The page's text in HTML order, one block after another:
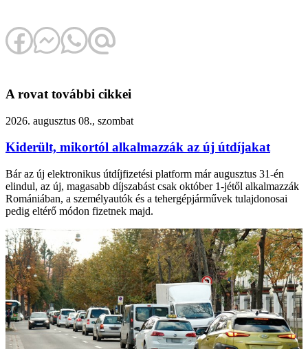
A rovat további cikkei
2026. augusztus 08., szombat
Kiderült, mikortól alkalmazzák az új útdíjakat
Bár az új elektronikus útdíjfizetési platform már augusztus 31-én
elindul, az új, magasabb díjszabást csak október 1-jétől alkalmazzák
Romániában, a személyautók és a tehergépjárművek tulajdonosai
pedig eltérő módon fizetnek majd.